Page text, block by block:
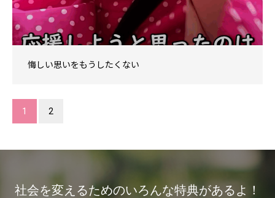
悔しい思いをもうしたくない
1 2
社会を変えるためのいろんな特典があるよ！